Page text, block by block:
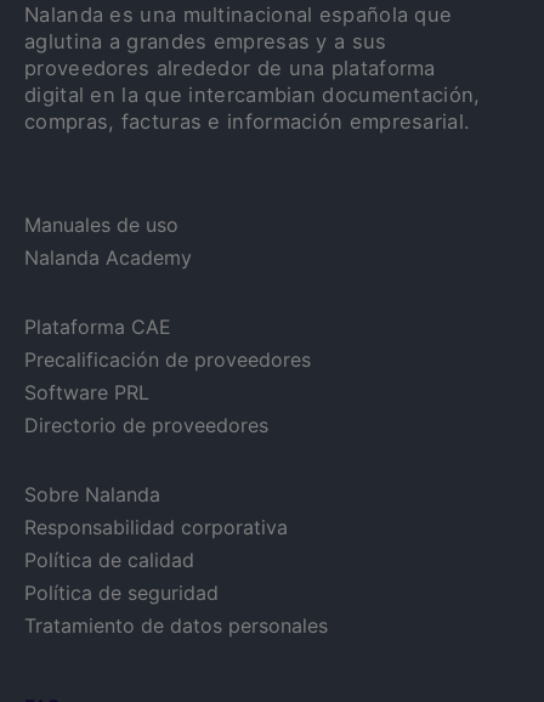
Nalanda es una multinacional española que
aglutina a grandes empresas y a sus
proveedores alrededor de una plataforma
digital en la que intercambian documentación,
compras, facturas e información empresarial.
Manuales de uso
Nalanda Academy
Plataforma CAE
Precalificación de proveedores
Software PRL
Directorio de proveedores
Sobre Nalanda
Responsabilidad corporativa
Política de calidad
Política de seguridad
Tratamiento de datos personales